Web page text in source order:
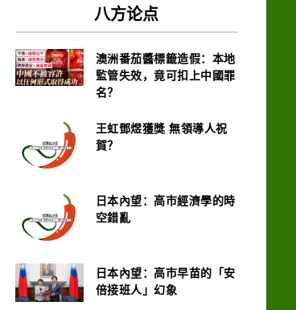
八方论点
澳洲番茄醬標籤造假：本地
監管失效，竟可扣上中國罪
名？
王虹鄧煜獲獎 無領導人祝
賀？
日本內望：高市經濟學的時
空錯亂
日本內望：高市早苗的「安
倍接班人」幻象